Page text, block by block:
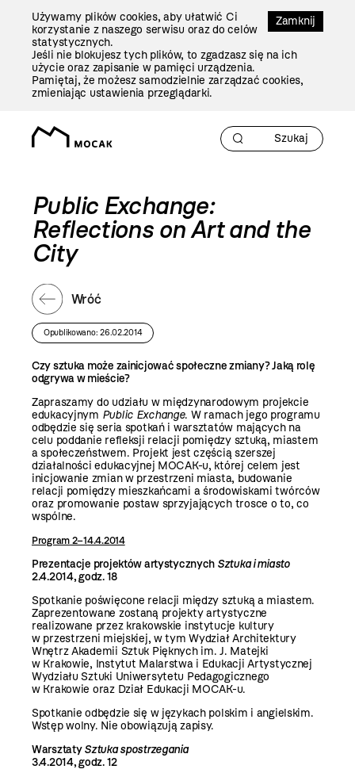
Zamknij
Używamy plików cookies, aby ułatwić Ci
korzystanie z naszego serwisu oraz do celów
statystycznych.
Jeśli nie blokujesz tych plików, to zgadzasz się na ich
użycie oraz zapisanie w pamięci urządzenia.
Pamiętaj, że możesz samodzielnie zarządzać cookies,
zmieniając ustawienia przeglądarki.
Public Exchange:
Reflections on Art and the
City
Wróć
Opublikowano: 26.02.2014
Czy sztuka może zainicjować społeczne zmiany? Jaką rolę
odgrywa w mieście?
Zapraszamy do udziału w międzynarodowym projekcie
edukacyjnym Public Exchange. W ramach jego programu
odbędzie się seria spotkań i warsztatów mających na
celu poddanie refleksji relacji pomiędzy sztuką, miastem
a społeczeństwem. Projekt jest częścią szerszej
działalności edukacyjnej MOCAK-u, której celem jest
inicjowanie zmian w przestrzeni miasta, budowanie
relacji pomiędzy mieszkańcami a środowiskami twórców
oraz promowanie postaw sprzyjających trosce o to, co
wspólne.
Program 2–14.4.2014
Prezentacje projektów artystycznych Sztuka i miasto
2.4.2014, godz. 18
Spotkanie poświęcone relacji między sztuką a miastem.
Zaprezentowane zostaną projekty artystyczne
realizowane przez krakowskie instytucje kultury
w przestrzeni miejskiej, w tym Wydział Architektury
Wnętrz Akademii Sztuk Pięknych im. J. Matejki
w Krakowie, Instytut Malarstwa i Edukacji Artystycznej
Wydziału Sztuki Uniwersytetu Pedagogicznego
w Krakowie oraz Dział Edukacji MOCAK-u.
Spotkanie odbędzie się w językach polskim i angielskim.
Wstęp wolny. Nie obowiązują zapisy.
WarsztatySztuka spostrzegania
3.4.2014, godz. 12